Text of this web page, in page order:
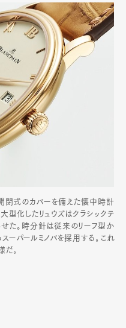
閉式のカバーを備えた懐中時計
型化したリュウズはクラシックテ
た。時分針は従来のリーフ型か
ーパールミノバを採用する｡これ
だ｡